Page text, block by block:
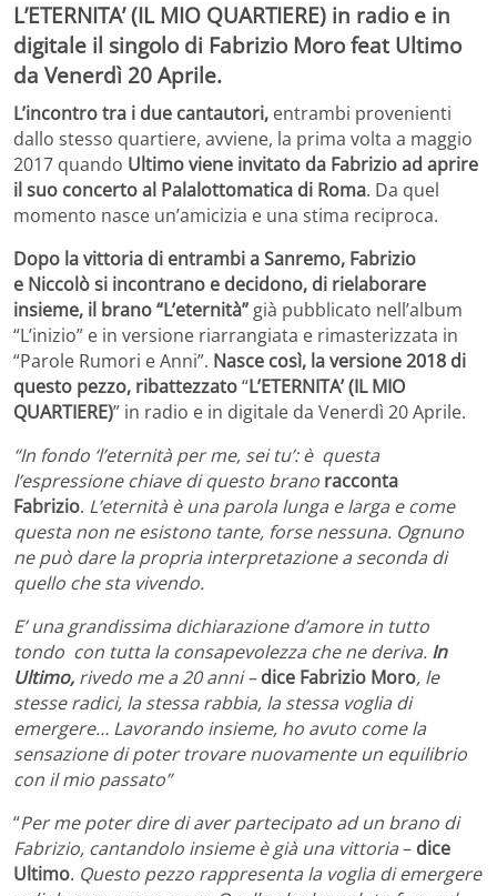
L’ETERNITA’ (IL MIO QUARTIERE) in radio e in
digitale il singolo di Fabrizio Moro feat Ultimo
da Venerdì 20 Aprile.
L’incontro tra i due cantautori, entrambi provenienti
dallo stesso quartiere, avviene, la prima volta a maggio
2017 quando Ultimo viene invitato da Fabrizioad aprire
il suo concerto al Palalottomatica di Roma. Da quel
momento nasce un’amicizia e una stima reciproca.
Dopo la vittoria di entrambi a Sanremo, Fabrizio
e Niccolò si incontrano e decidono, di rielaborare
insieme, il brano “L’eternità” già pubblicato nell’album
“L’inizio” e in versione riarrangiata e rimasterizzata in
“Parole Rumori e Anni”. Nasce così, la versione 2018 di
questo pezzo, ribattezzato“L’ETERNITA’ (IL MIO
QUARTIERE)” in radio e in digitale da Venerdì 20 Aprile.
“In fondo ‘l’eternità per me, sei tu’: è questa
l’espressione chiave di questo brano racconta
Fabrizio. L’eternità è una parola lunga e larga e come
questa non ne esistono tante, forse nessuna. Ognuno
ne può dare la propria interpretazione a seconda di
quello che sta vivendo.
E’ una grandissima dichiarazione d’amore in tutto
tondo con tutta la consapevolezza che ne deriva. In
Ultimo, rivedo me a 20 anni –dice Fabrizio Moro, le
stesse radici, la stessa rabbia, la stessa voglia di
emergere… Lavorando insieme, ho avuto come la
sensazione di poter trovare nuovamente un equilibrio
con il mio passato”
“Per me poter dire di aver partecipato ad un brano di
Fabrizio, cantandolo insieme è già una vittoria– dice
Ultimo. Questo pezzo rappresenta la voglia di emergere